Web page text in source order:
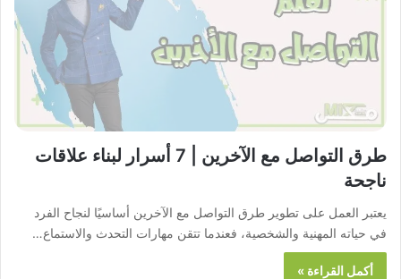
طرق التواصل مع الآخرين | 7 أسرار لبناء علاقات
ناجحة
يعتبر العمل على تطوير طرق التواصل مع الآخرين أساسيًا لنجاح الفرد
في حياته المهنية والشخصية، فعندما تتقن مهارات التحدث والاستماع…
أكمل القراءة »